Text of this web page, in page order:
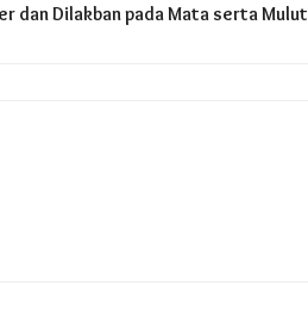
dan Dilakban pada Mata serta Mulut